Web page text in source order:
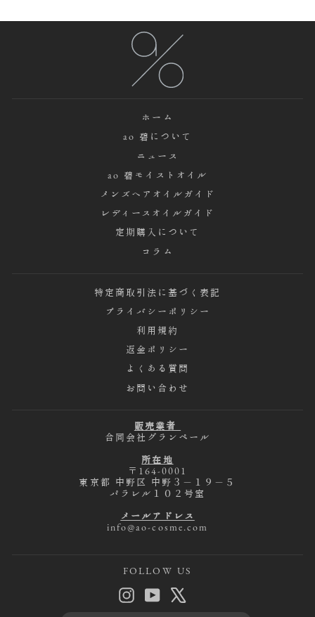
ホーム
ao 碧について
ニュース
ao 碧モイストオイル
メンズヘアオイルガイド
レディースオイルガイド
定期購入について
コラム
特定商取引法に基づく表記
プライバシーポリシー
利用規約
返金ポリシー
よくある質問
お問い合わせ
販売業者
合同会社グランペール
所在地
〒164-0001
東京都 中野区 中野３－１９－５
パラレル１０２号室
メールアドレス
info@ao-cosme.com
FOLLOW US
Instagram
YouTube